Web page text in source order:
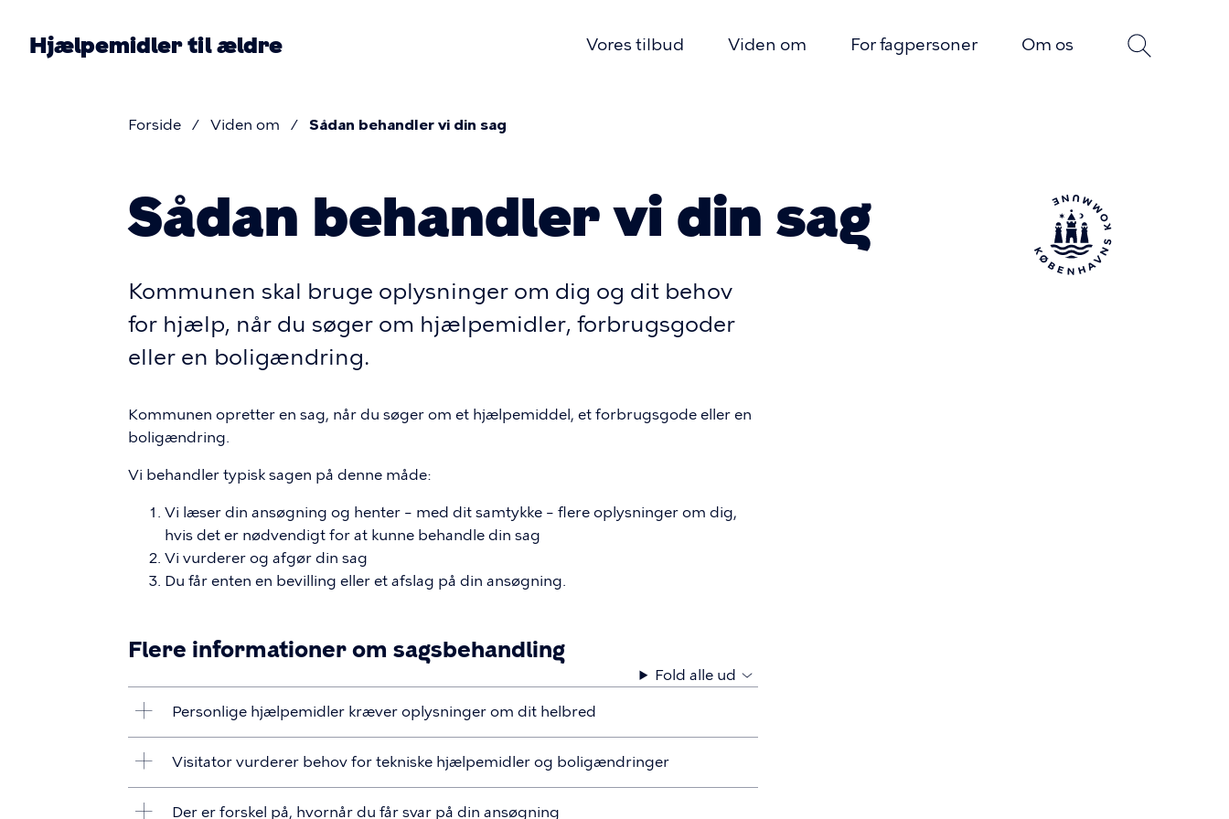
hovedindhold
Hjælpemidler til ældre
navigation
Vores tilbud Viden om For fagpersoner Om os
Brødkrumme
Forside Viden om Sådan behandler vi din sag
Sådan behandler vi din sag
Kommunen skal bruge oplysninger om dig og dit behov
for hjælp, når du søger om hjælpemidler, forbrugsgoder
eller en boligændring.
Kommunen opretter en sag, når du søger om et hjælpemiddel, et forbrugsgode eller en
boligændring.
Vi behandler typisk sagen på denne måde:
Vi læser din ansøgning og henter – med dit samtykke – flere oplysninger om dig,
hvis det er nødvendigt for at kunne behandle din sag
Vi vurderer og afgør din sag
Du får enten en bevilling eller et afslag på din ansøgning.
Flere informationer om sagsbehandling
Fold alle ud
Personlige hjælpemidler kræver oplysninger om dit helbred
Visitator vurderer behov for tekniske hjælpemidler og boligændringer
Der er forskel på, hvornår du får svar på din ansøgning